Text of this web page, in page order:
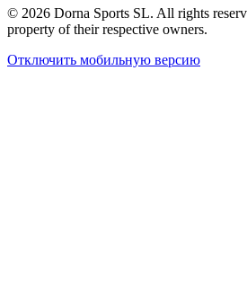
© 2026 Dorna Sports SL. All rights
property of their respective owners.
Отключить мобильную версию